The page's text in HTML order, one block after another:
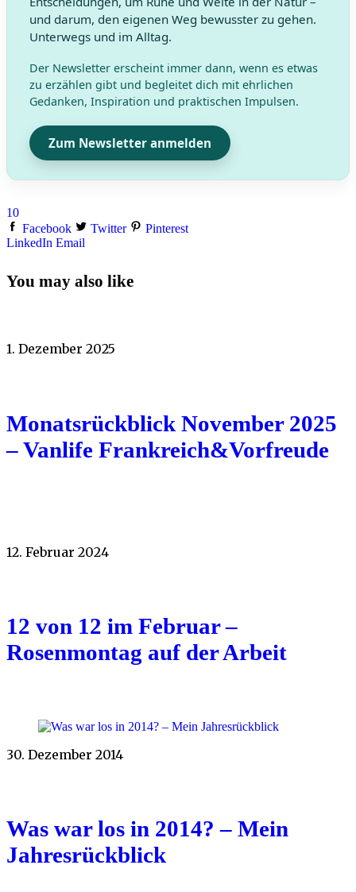
und darum, den eigenen Weg bewusster zu gehen.
Unterwegs und im Alltag.
Der Newsletter erscheint immer dann, wenn es etwas
zu erzählen gibt und begleitet dich mit ehrlichen
Gedanken, Inspiration und praktischen Impulsen.
Zum Newsletter anmelden
10
Facebook
Twitter
Pinterest
LinkedIn Email
You may also like
1. Dezember 2025
Monatsrückblick November 2025
– Vanlife Frankreich&Vorfreude
12. Februar 2024
12 von 12 im Februar –
Rosenmontag auf der Arbeit
30. Dezember 2014
Was war los in 2014? – Mein
Jahresrückblick